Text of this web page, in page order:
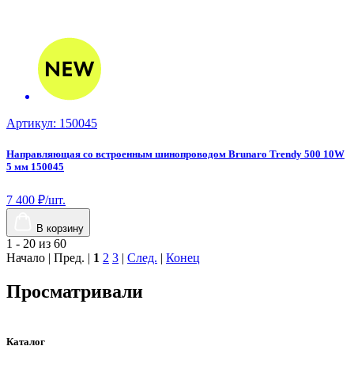
Артикул: 150045
Направляющая со встроенным шинопроводом Brunaro Trendy 500 10W
5 мм 150045
7 400 ₽/шт.
В корзину
1 - 20 из 60
Начало | Пред. | 1 2 3 | След. | Конец
Просматривали
Каталог